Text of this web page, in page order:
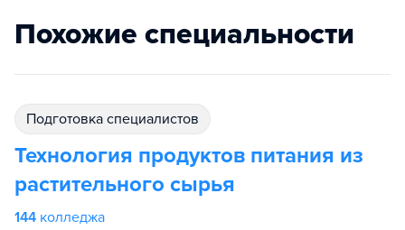
Похожие специальности
подготовка специалистов
Технология продуктов питания из
растительного сырья
144 колледжа